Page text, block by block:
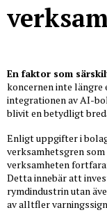
En faktor som
koncernen inte längre
integrationen av AI-
blivit en betydligt
Enligt uppgifter i
verksamhetsgren
verksamheten
Detta innebär att
rymdindustrin utan
av alltfler